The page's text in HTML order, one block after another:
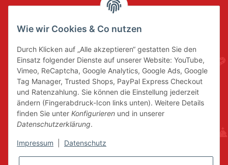
Wie wir Cookies & Co nutzen
Durch Klicken auf „Alle akzeptieren“ gestatten Sie den
Einsatz folgender Dienste auf unserer Website: YouTube,
Vimeo, ReCaptcha, Google Analytics, Google Ads, Google
Tag Manager, Trusted Shops, PayPal Express Checkout
und Ratenzahlung. Sie können die Einstellung jederzeit
ändern (Fingerabdruck-Icon links unten). Weitere Details
finden Sie unter Konfigurieren und in unserer
Datenschutzerklärung.
Impressum Datenschutz